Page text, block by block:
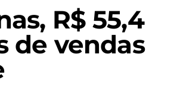
R$ 55,4
de vendas